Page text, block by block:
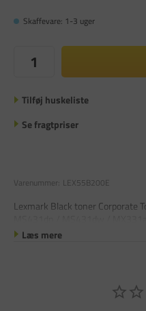
Skaffevare: 1-3 uger
Tilføj huskeliste
Se fragtpriser
Varenummer: LEX55B200E
Lexmark Black toner Corporate
Læs mere